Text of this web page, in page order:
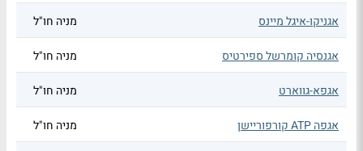
אגניקו-איגל מיינס מניה חו"ל
אגנסיה קומרשל ספירטיס מניה חו"ל
אגפא-גווארט מניה חו"ל
אגפה ATP קורפוריישן מניה חו"ל